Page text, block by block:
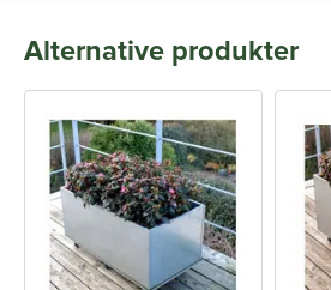
Alternative produkter